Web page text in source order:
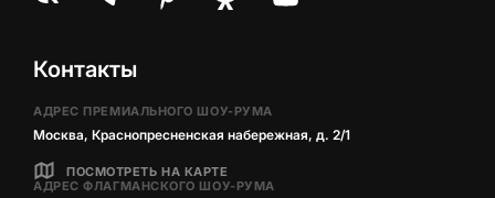
Контакты
АДРЕС ПРЕМИАЛЬНОГО ШОУ-РУМА
Москва, Краснопресненская набережная, д. 2/1
ПОСМОТРЕТЬ НА КАРТЕ
АДРЕС ФЛАГМАНСКОГО ШОУ-РУМА